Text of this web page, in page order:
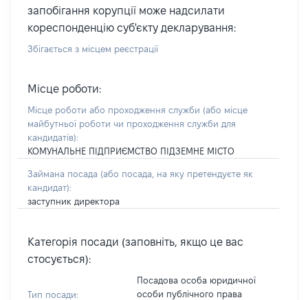
запобігання корупції може надсилати
кореспонденцію суб'єкту декларування:
Збігається з місцем реєстрації
Місце роботи:
Місце роботи або проходження служби (або місце
майбутньої роботи чи проходження служби для
кандидатів):
КОМУНАЛЬНЕ ПІДПРИЄМСТВО ПІДЗЕМНЕ МІСТО
Займана посада (або посада, на яку претендуєте як
кандидат):
заступник директора
Категорія посади (заповніть, якщо це вас
стосується):
Тип посади:
Посадова особа юридичної
особи публічного права